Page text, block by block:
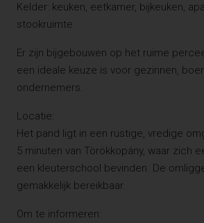
Kelder: keuken, eetkamer, bijkeuken,
stookruimte
Er zijn bijgebouwen op het ruime
een ideale keuze is voor gezinnen,
ondernemers.
Locatie:
Het pand ligt in een rustige, vredige
5 minuten van Törökkopány, waar zich
een kleuterschool bevinden. De
gemakkelijk bereikbaar.
Om te informeren: